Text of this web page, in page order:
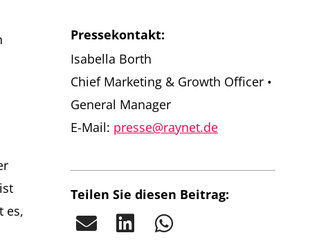
es,
Pressekontakt:
Isabella Borth
Chief Marketing & Growth Officer •
General Manager
E-Mail: presse@raynet.de
Teilen Sie diesen Beitrag: